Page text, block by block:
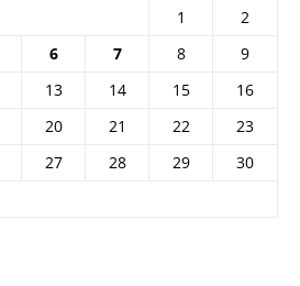
1
2
6 7 8
9
13 14 15
16
20 21 22
23
27 28 29
30